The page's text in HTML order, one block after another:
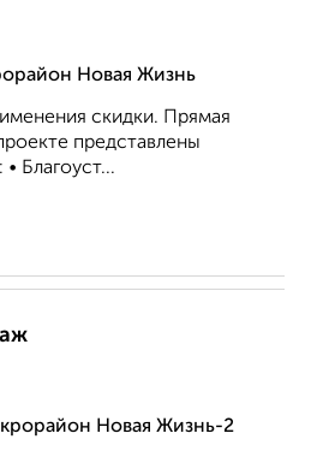
Новая Жизнь
cкидки. Прямая
представлены
Благоуст...
Новая Жизнь-2